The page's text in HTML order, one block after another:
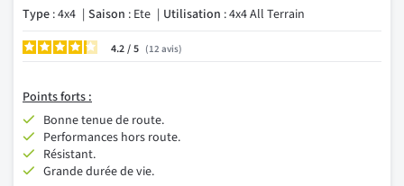
Type : 4x4 Saison : Ete Utilisation : 4x4 All Terrain
4.2/ 12 avis
Pointsforts :
Bonne tenue de route.
Performances hors route.
Résistant.
Grande durée de vie.